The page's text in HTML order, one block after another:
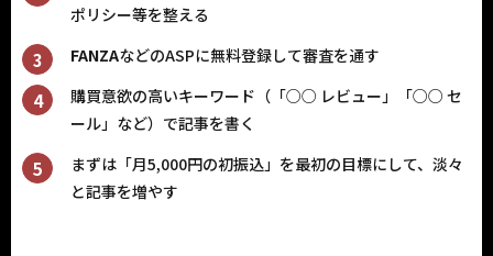
ポリシー等を整える
FANZAなどのASPに無料登録して審査を通す
購買意欲の高いキーワード（「○○ レビュー」「○○ セ
ール」など）で記事を書く
まずは「月5,000円の初振込」を最初の目標にして、淡々
と記事を増やす